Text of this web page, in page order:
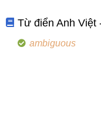
Từ điển Anh Việt
ambiguous